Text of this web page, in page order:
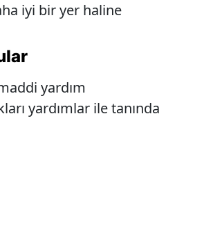
iyi bir yer haline
yardım
yardımlar ile tanında